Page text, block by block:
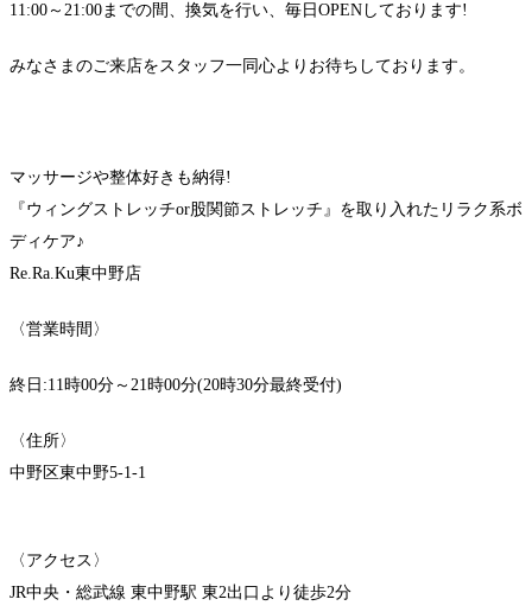
11:00～21:00までの間、換気を行い、毎日OPENしております!
みなさまのご来店をスタッフ一同心よりお待ちしております。
マッサージや整体好きも納得!
『ウィングストレッチor股関節ストレッチ』を取り入れたリラク系ボ
ディケア♪
Re.Ra.Ku東中野店
〈営業時間〉
終日:11時00分～21時00分(20時30分最終受付)
〈住所〉
中野区東中野5-1-1
〈アクセス〉
JR中央・総武線 東中野駅 東2出口より徒歩2分